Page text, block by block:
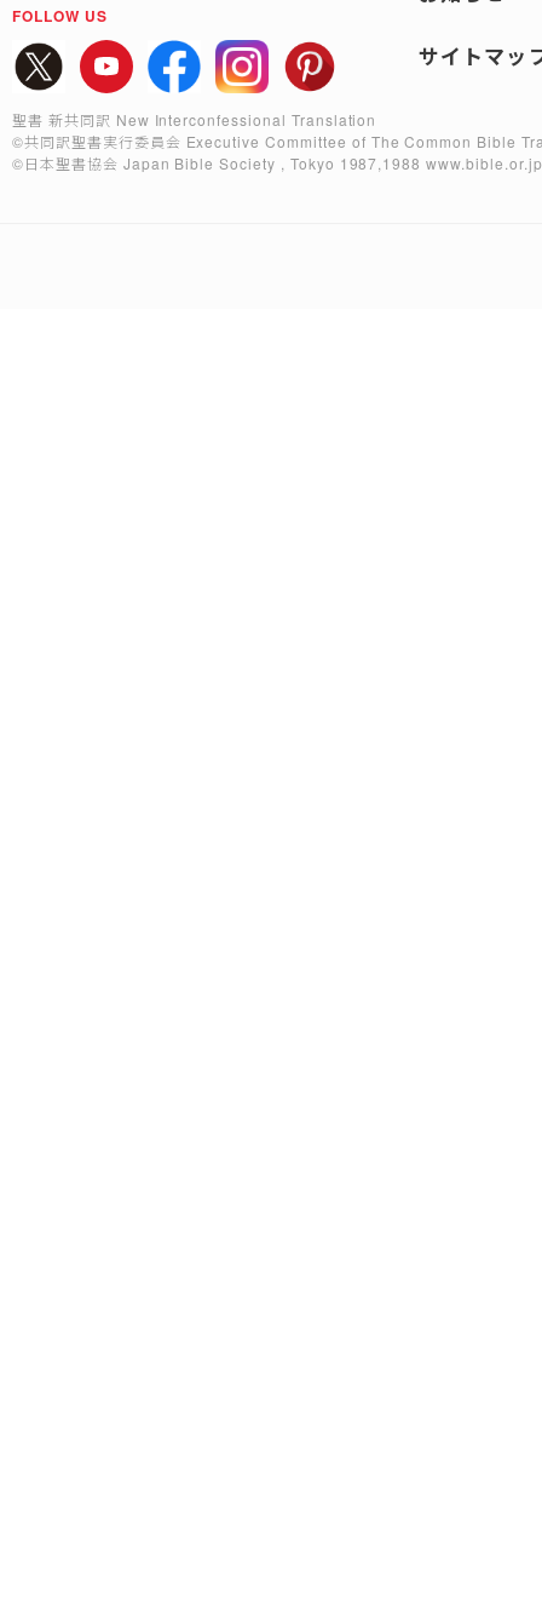
FOLLOW US
サイトマッ
聖書 新共同訳 New Interconfessional Translation
©共同訳聖書実行委員会 Executive Committee of The Common Bible
©日本聖書協会 Japan Bible Society , Tokyo 1987,1988www.bible.or.jp